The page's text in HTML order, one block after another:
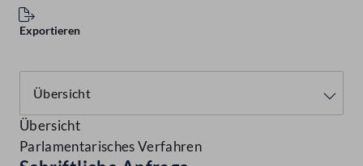
Exportieren
Übersicht
Parlamentarisches Verfahren